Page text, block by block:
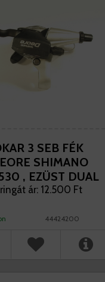
3 SEB FÉK
SHIMANO
, EZÜST DUAL
ár: 12.500 Ft
44424200